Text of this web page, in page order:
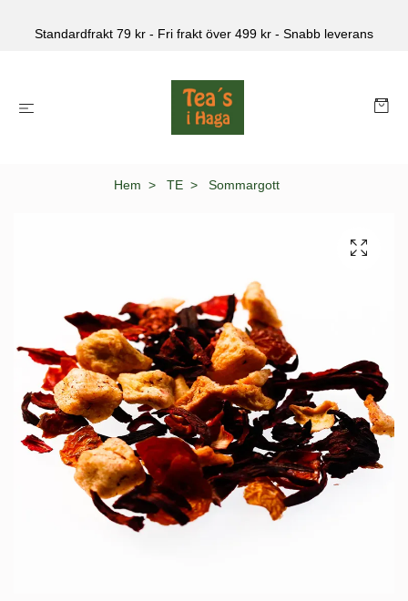
Standardfrakt 79 kr - Fri frakt över 499 kr - Snabb leverans
Hem TE Sommargott